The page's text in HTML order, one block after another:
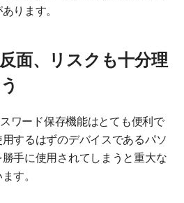
ります。
面、リスクも十分理
ワード保存機能はとても便利で
するはずのデバイスであるパソ
手に使用されてしまうと重大な
す。